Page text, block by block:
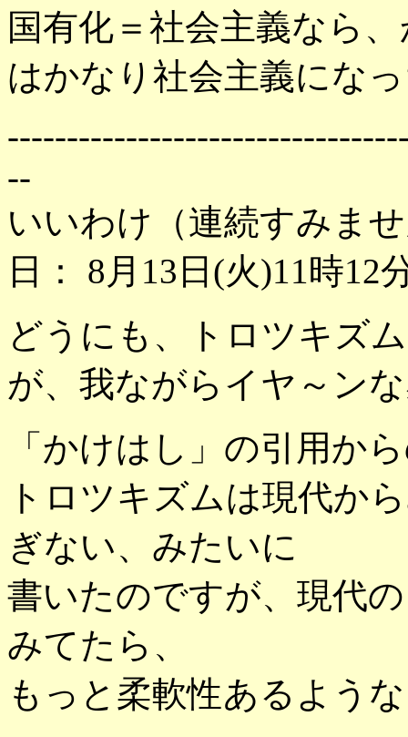
国有化＝社会主義なら
はかなり社会主義にな
--
いいわけ（連続すみ
日： 8月13日(火)11時12
どうにも、トロツキズ
が、我ながらイヤ～ン
「かけはし」の引用か
トロツキズムは現代か
ぎない、みたいに
書いたのですが、現代
みてたら、
もっと柔軟性あるよう